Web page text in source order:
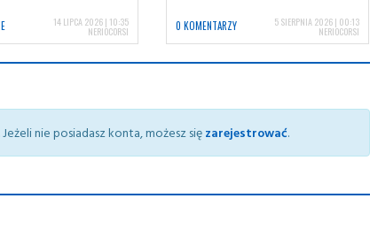
14 LIPCA 2026 | 10:35
NERIOCORSI 0 KOMENTARZY 5 SIERPNIA 2026 | 00:13
NERIOCORSI
nie posiadasz konta, możesz sięzarejestrować.